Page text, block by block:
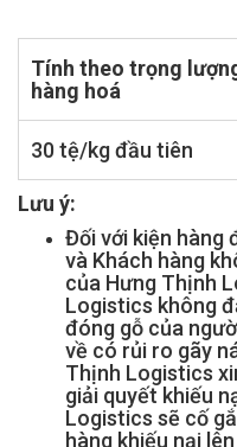
Tính theo trọng
hàng hoá
30 tệ/kg đầu tiên
Lưu ý:
Đối với kiện hàng
và Khách hàng
của Hưng Thịnh
Logistics không
đóng gỗ của
về có rủi ro gãy
Thịnh Logistics
giải quyết khiếu
Logistics sẽ cố
hàng khiếu nại